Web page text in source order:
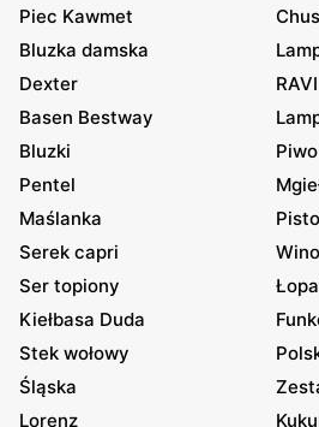
Piec Kawmet
Bluzka damska
Dexter
RAVI
Basen Bestway
Bluzki
Pentel
Maślanka
Serek capri
Ser topiony
Kiełbasa Duda
Stek wołowy
Śląska
Lorenz